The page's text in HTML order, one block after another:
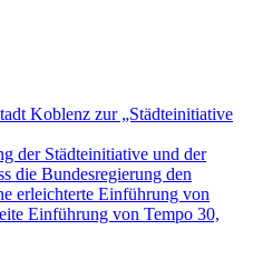
Koblenz zur „Städteinitiative
der Städteinitiative und der
die Bundesregierung den
erleichterte Einführung von
Einführung von Tempo 30,